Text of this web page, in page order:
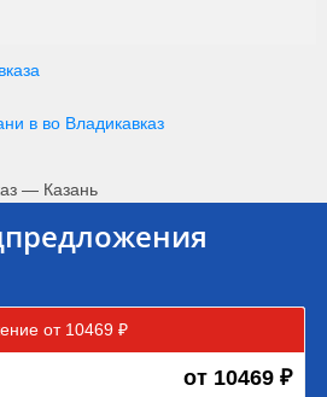
в во Владикавказ
от 10469 ₽
от 10469 ₽